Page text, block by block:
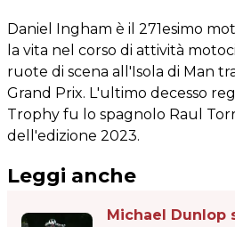
Daniel Ingham è il 271esimo
la vita nel corso di attività
ruote di scena all'Isola di Man
Grand Prix. L'ultimo decesso
Trophy fu lo spagnolo Raul
dell'edizione 2023.
Leggi anche
Michael Dunlop